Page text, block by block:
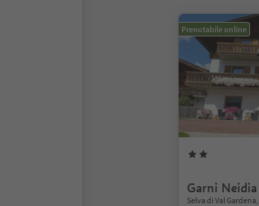
Prenotabile online
Garni Neidia
Selva di Val